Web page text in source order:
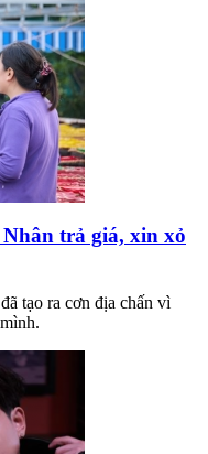
trả giá, xin xỏ
tạo ra cơn địa chấn vì